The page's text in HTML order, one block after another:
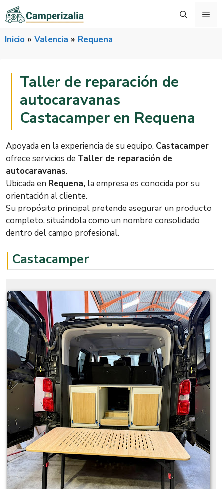
Saltar
al
Inicio » Valencia » Requena
Taller de reparación de
autocaravanas
Castacamper en Requena
Apoyada en la experiencia de su equipo, Castacamper
ofrece servicios de Taller de reparación de
autocaravanas.
Ubicada en Requena, la empresa es conocida por su
orientación al cliente.
Su propósito principal pretende asegurar un producto
completo, situándola como un nombre consolidado
dentro del campo profesional.
Castacamper